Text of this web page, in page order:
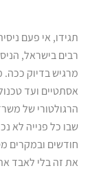
תגידו, אי פעם
רבים בישראל,
מרגיש בדיוק
אסתטיים ועד
הרגולטורי של
שבו כל פנייה לא
חודשים ובמקרים
את זה בלי לאבד